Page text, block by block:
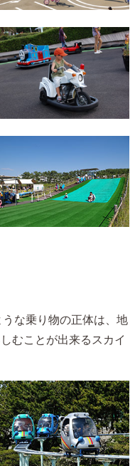
な乗り物の正体は、地
むことが出来るスカイ